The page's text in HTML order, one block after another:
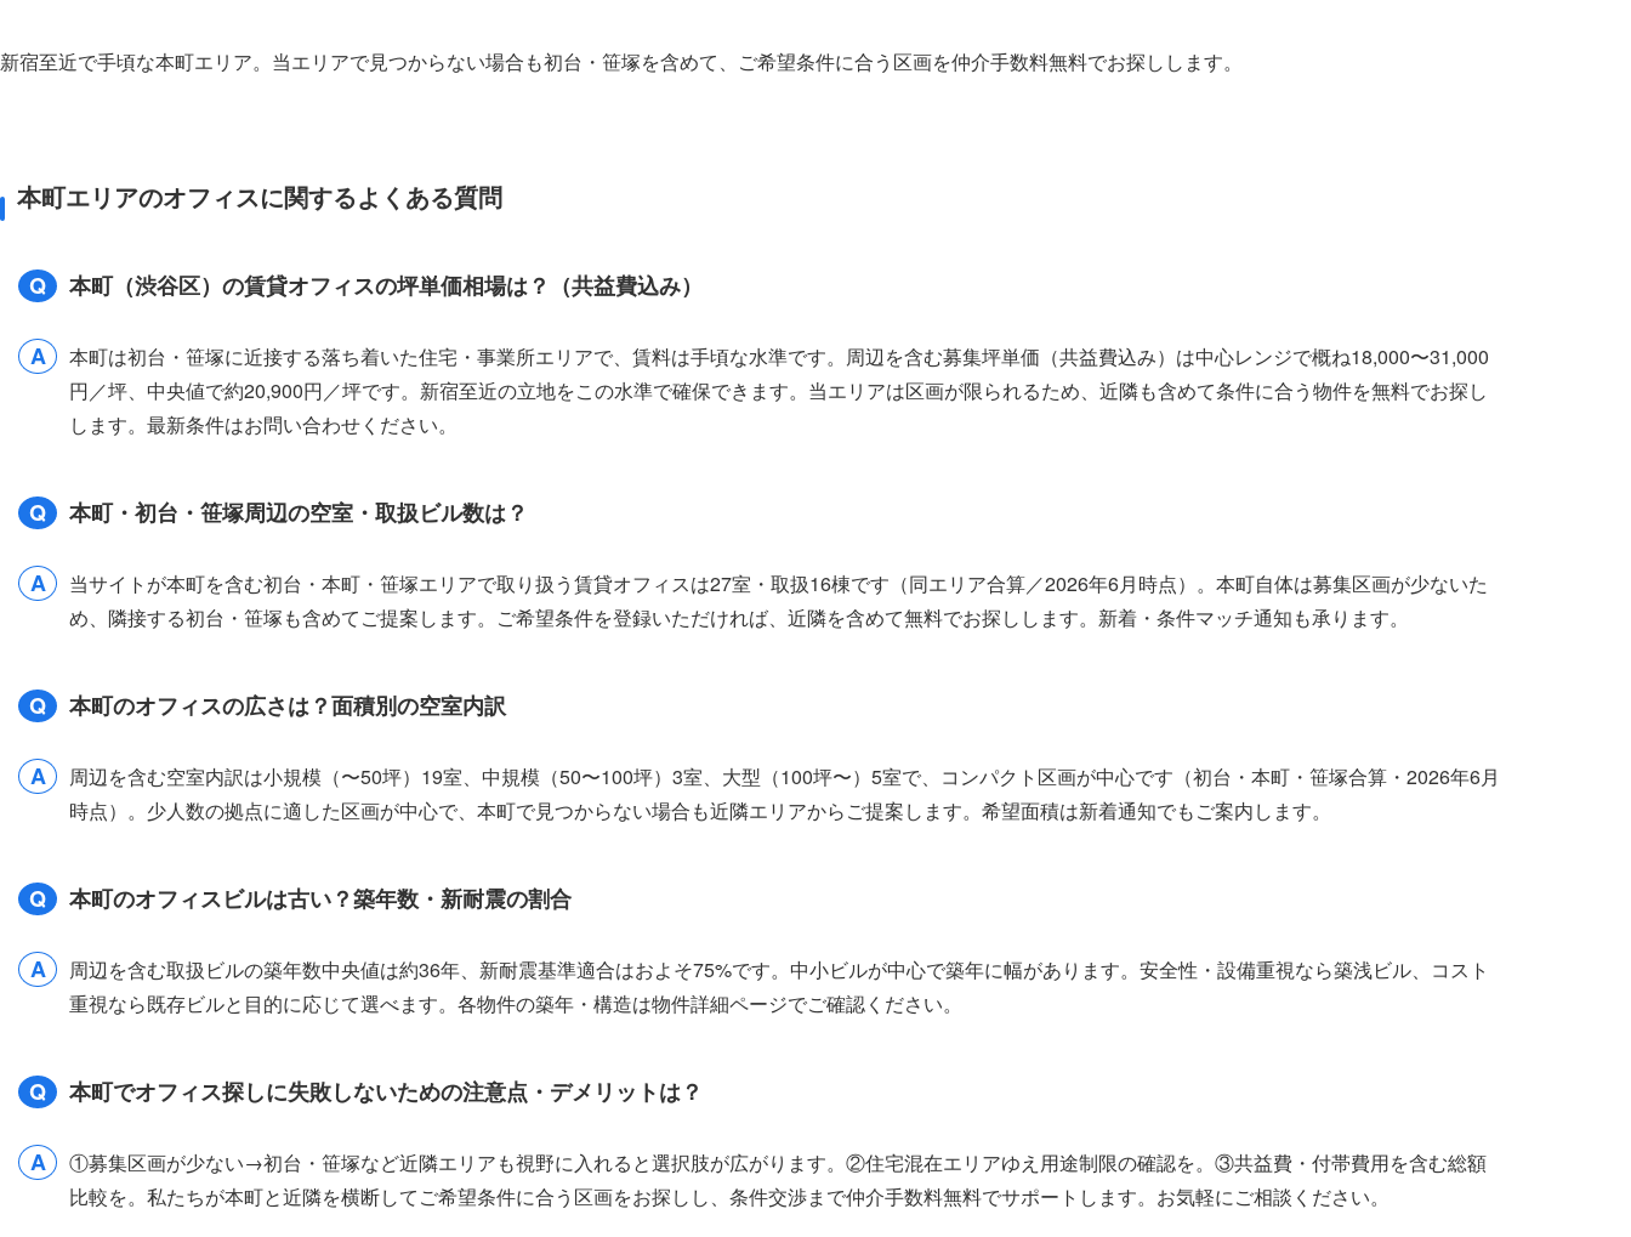
新宿至近で手頃な本町エリア。当エリアで見つからない場合も初台・笹塚を含めて、ご希望条件に合う区画を仲介手数料無料でお探しします。
本町エリアのオフィスに関するよくある質問
Q 本町（渋谷区）の賃貸オフィスの坪単価相場は？（共益費込み）
A
本町は初台・笹塚に近接する落ち着いた住宅・事業所エリアで、賃料は手頃な水準です。周辺を含む募集坪単価（共益費込み）は中心レンジで概ね18,000〜31,000
円／坪、中央値で約20,900円／坪です。新宿至近の立地をこの水準で確保できます。当エリアは区画が限られるため、近隣も含めて条件に合う物件を無料でお探し
します。最新条件はお問い合わせください。
Q 本町・初台・笹塚周辺の空室・取扱ビル数は？
A
当サイトが本町を含む初台・本町・笹塚エリアで取り扱う賃貸オフィスは27室・取扱16棟です（同エリア合算／2026年6月時点）。本町自体は募集区画が少ないた
め、隣接する初台・笹塚も含めてご提案します。ご希望条件を登録いただければ、近隣を含めて無料でお探しします。新着・条件マッチ通知も承ります。
Q 本町のオフィスの広さは？面積別の空室内訳
A
周辺を含む空室内訳は小規模（〜50坪）19室、中規模（50〜100坪）3室、大型（100坪〜）5室で、コンパクト区画が中心です（初台・本町・笹塚合算・2026年6月
時点）。少人数の拠点に適した区画が中心で、本町で見つからない場合も近隣エリアからご提案します。希望面積は新着通知でもご案内します。
Q 本町のオフィスビルは古い？築年数・新耐震の割合
A
周辺を含む取扱ビルの築年数中央値は約36年、新耐震基準適合はおよそ75%です。中小ビルが中心で築年に幅があります。安全性・設備重視なら築浅ビル、コスト
重視なら既存ビルと目的に応じて選べます。各物件の築年・構造は物件詳細ページでご確認ください。
Q 本町でオフィス探しに失敗しないための注意点・デメリットは？
A
①募集区画が少ない→初台・笹塚など近隣エリアも視野に入れると選択肢が広がります。②住宅混在エリアゆえ用途制限の確認を。③共益費・付帯費用を含む総額
比較を。私たちが本町と近隣を横断してご希望条件に合う区画をお探しし、条件交渉まで仲介手数料無料でサポートします。お気軽にご相談ください。